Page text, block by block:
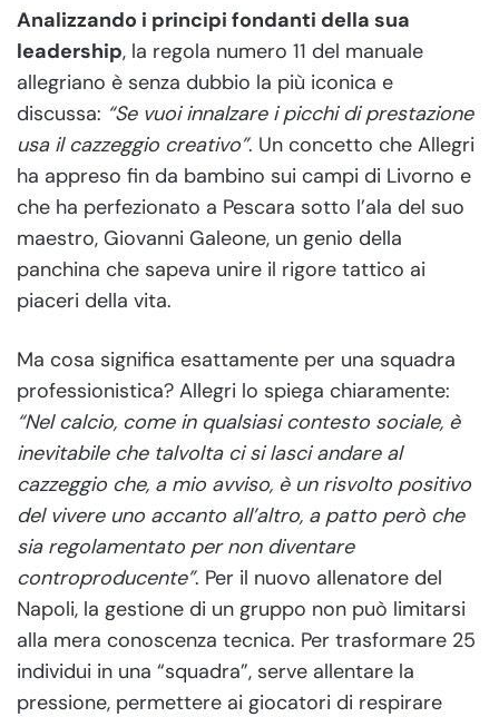
Analizzando i principi fondanti della sua
leadership, la regola numero 11 del manuale
allegriano è senza dubbio la più iconica e
discussa: “Se vuoi innalzare i picchi di prestazione
usa il cazzeggio creativo”. Un concetto che Allegri
ha appreso fin da bambino sui campi di Livorno e
che ha perfezionato a Pescara sotto l’ala del suo
maestro, Giovanni Galeone, un genio della
panchina che sapeva unire il rigore tattico ai
piaceri della vita.
Ma cosa significa esattamente per una squadra
professionistica? Allegri lo spiega chiaramente:
“Nel calcio, come in qualsiasi contesto sociale, è
inevitabile che talvolta ci si lasci andare al
cazzeggio che, a mio avviso, è un risvolto positivo
del vivere uno accanto all’altro, a patto però che
sia regolamentato per non diventare
controproducente”. Per il nuovo allenatore del
Napoli, la gestione di un gruppo non può limitarsi
alla mera conoscenza tecnica. Per trasformare 25
individui in una “squadra”, serve allentare la
pressione, permettere ai giocatori di respirare